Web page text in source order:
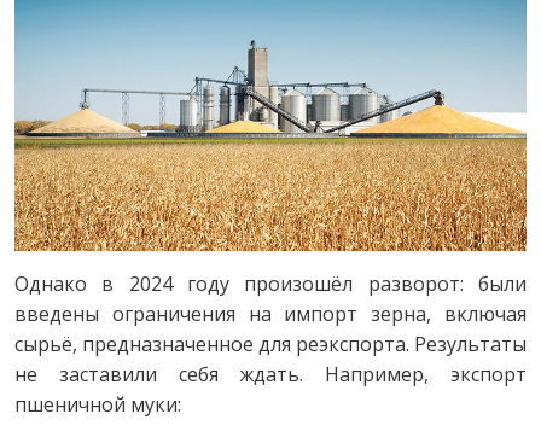
Однако в 2024 году произошёл разворот: были
введены ограничения на импорт зерна, включая
сырьё, предназначенное для реэкспорта. Результаты
не заставили себя ждать. Например, экспорт
пшеничной муки: